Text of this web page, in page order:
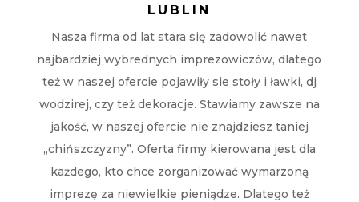
LUBLIN
Nasza firma od lat stara się zadowolić nawet
najbardziej wybrednych imprezowiczów, dlatego
też w naszej ofercie pojawiły sie stoły i ławki, dj
wodzirej, czy też dekoracje. Stawiamy zawsze na
jakość, w naszej ofercie nie znajdziesz taniej
„chińszczyzny”. Oferta firmy kierowana jest dla
każdego, kto chce zorganizować wymarzoną
imprezę za niewielkie pieniądze. Dlatego też